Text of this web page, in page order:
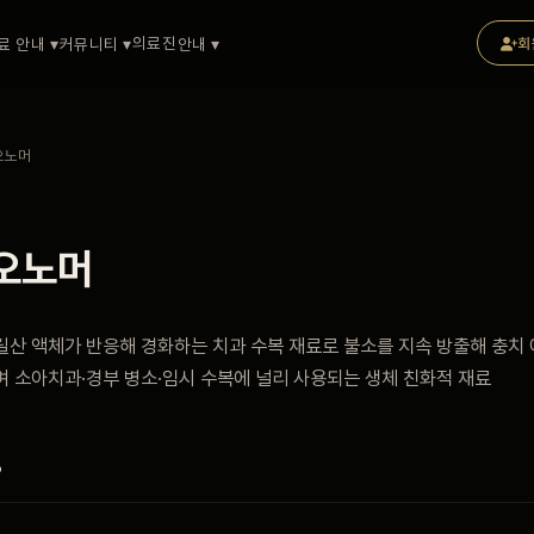
안내 ▾커뮤니티 ▾의료진 안내 ▾ 회
노머
노머
산 액체가 반응해 경화하는 치과 수복 재료로 불소를 지속 방출해 충치
소아치과·경부 병소·임시 수복에 널리 사용되는 생체 친화적 재료